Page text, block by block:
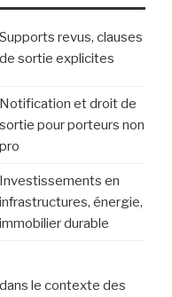
Supports revus, clauses
de sortie explicites
Notification et droit de
sortie pour porteurs non
pro
Investissements en
infrastructures, énergie,
immobilier durable
le contexte des